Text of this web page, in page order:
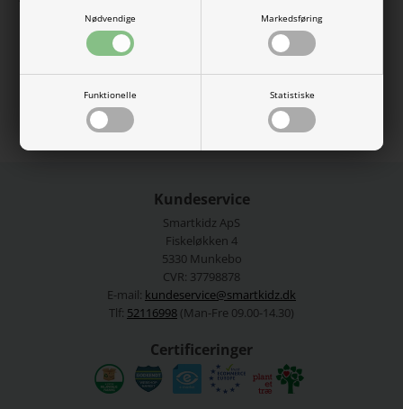
Nødvendige Markedsføring
Funktionelle Statistiske
100% bomuld.
Vaskes ved 40 grader.
Se mere fraName It
Varenummer:13215112-4769865
Kundeservice
Smartkidz ApS
Fiskeløkken 4
5330 Munkebo
CVR: 37798878
E-mail: kundeservice@smartkidz.dk
Tlf: 52116998 (Man-Fre 09.00-14.30)
Certificeringer